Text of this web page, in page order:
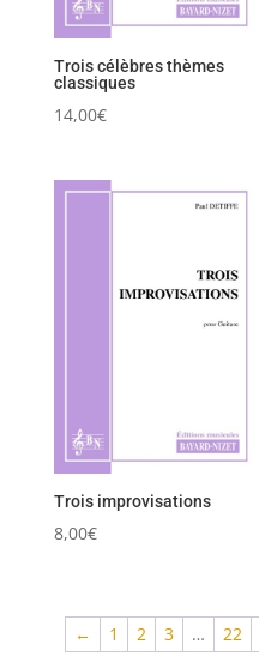
Trois célèbres thèmes
classiques
14,00€
Trois improvisations
8,00€
← 1 2 3 … 22